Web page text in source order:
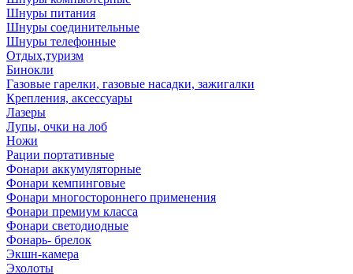
Шнуры питания
Шнуры соединительные
Шнуры телефонные
Отдых,туризм
Бинокли
Газовые гарелки, газовые насадки, зажигалки
Крепления, аксессуары
Лазеры
Лупы, очки на лоб
Ножи
Рации портативные
Фонари аккумуляторные
Фонари кемпинговые
Фонари многостороннего применения
Фонари премиум класса
Фонари светодиодные
Фонарь- брелок
Экшн-камера
Эхолоты